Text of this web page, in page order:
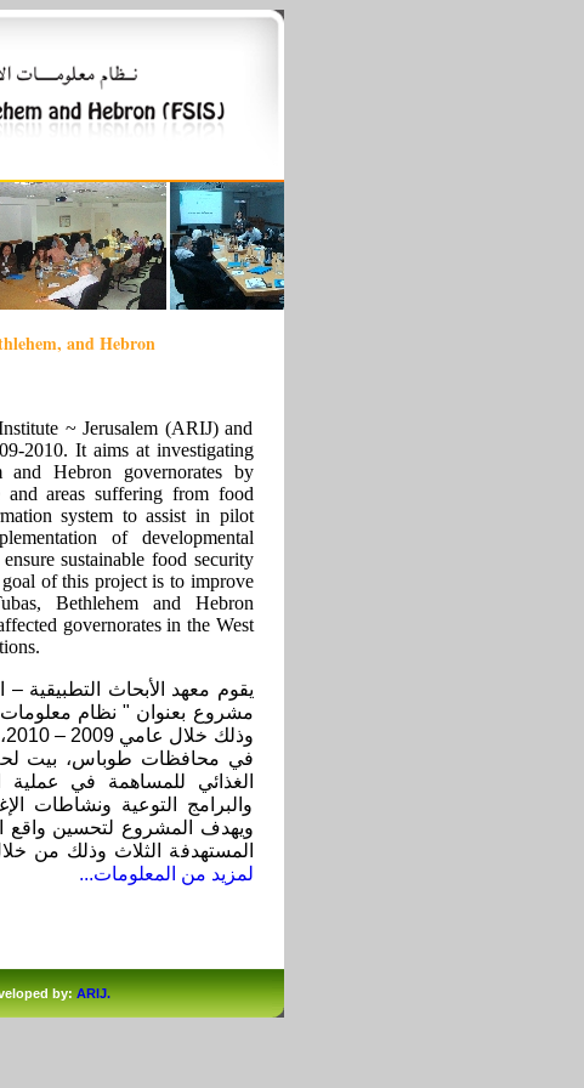
and Hebron
~ Jerusalem (ARIJ) and
2010. It aims at investigating
Hebron governorates by
and areas suffering from food
system to assist in pilot
of developmental
sustainable food security
of this project is to improve
Bethlehem and Hebron
governorates in the West
يقوم معهد الأبحاث التطبيقية
مشروع بعنوان " نظام
في محافظات طوباس، بيت لحم
الغذائي للمساهمة في عملية
والبرامج التوعية ونشاطات
ويهدف المشروع لتحسين واقع
المستهدفة الثلاث وذلك من
لمزيد من المعلومات...
by:ARIJ.